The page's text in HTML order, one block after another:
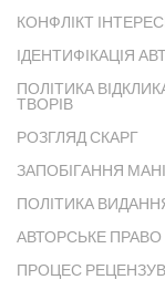
КОНФЛІКТ
ІДЕНТИФІКАЦІЯ
ПОЛІТИКА
ТВОРІВ
РОЗГЛЯД СКАРГ
ЗАПОБІГАННЯ
ПОЛІТИКА
АВТОРСЬКЕ ПРАВО
ПРОЦЕС